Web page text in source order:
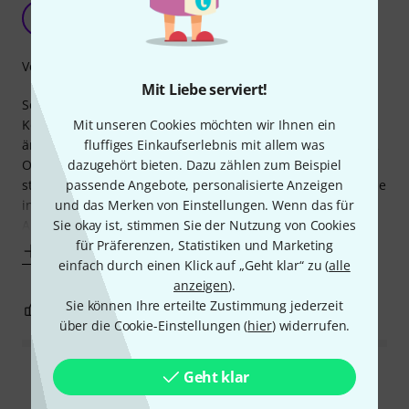
Mit Liebe serviert!
Mit unseren Cookies möchten wir Ihnen ein
fluffiges Einkaufserlebnis mit allem was
dazugehört bieten. Dazu zählen zum Beispiel
passende Angebote, personalisierte Anzeigen
und das Merken von Einstellungen. Wenn das für
Sie okay ist, stimmen Sie der Nutzung von Cookies
für Präferenzen, Statistiken und Marketing
einfach durch einen Klick auf „Geht klar“ zu (alle
anzeigen).
Sie können Ihre erteilte Zustimmung jederzeit
über die Cookie-Einstellungen (hier) widerrufen.
Geht klar
Mini Studio PAR One
Wiesy 10.10.2025
Seit Jahren musiziere ich vor allem in Kirchen mit meinen
Keyboards, bisher ohne Lichttechnik. Das soll sich nun
ändern. Schon allein mit einer Reihe von 6 Mini Studio PAR
One gewinnen meine sogenannten "Klangspiele"
stimmungsmäßig und optisch an Lebendigkeit. Auch gerade
in älteren Kirchen kann man der Architektur besondere
Akzente setzen. Für einen relativ kleinen
Mehr anzeigen
Verarbeitung
0 BEWERTUNG MELDEN
Alle Bewertungen lesen